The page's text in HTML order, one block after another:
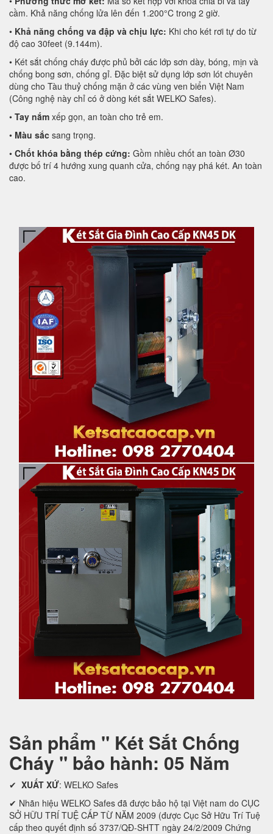
cầm. Khả năng chống lửa lên đến 1.200°C trong 2 giờ.
• Khả năng chống va đập và chịu lực: Khi cho két rơi tự do từ
độ cao 30feet (9.144m).
• Két sắt chống cháy được phủ bởi các lớp sơn dày, bóng, mịn và
chống bong sơn, chống gỉ. Đặc biệt sử dụng lớp sơn lót chuyên
dùng cho Tàu thuỷ chống mặn ở các vùng ven biển Việt Nam
(Công nghệ này chỉ có ở dòng két sắt WELKO Safes).
• Tay nắm xếp gọn, an toàn cho trẻ em.
• Màu sắc sang trọng.
• Chốt khóa bằng thép cứng: Gồm nhiều chốt an toàn Ø30
được bố trí 4 hướng xung quanh cửa, chống nạy phá két. An toàn
cao.
Sản phẩm " Két Sắt Chống
Cháy " bảo hành: 05 Năm
✔ XUẤT XỨ: WELKO Safes
✔ Nhãn hiệu WELKO Safes đã được bảo hộ tại Việt nam do CỤC
SỞ HỮU TRÍ TUỆ CẤP TỪ NĂM 2009 (được Cục Sở Hữu Trí Tuệ
cấp theo quyết định số 3737/QĐ-SHTT ngày 24/2/2009 Chứng